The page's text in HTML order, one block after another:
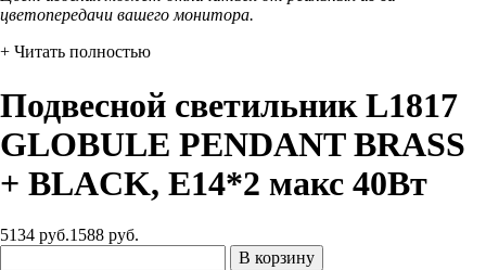
цветопередачи вашего монитора.
+ Читать полностью
Подвесной светильник L1817
GLOBULE PENDANT BRASS
+ BLACK, Е14*2 макс 40Вт
5134 руб.1588 руб.
В корзину